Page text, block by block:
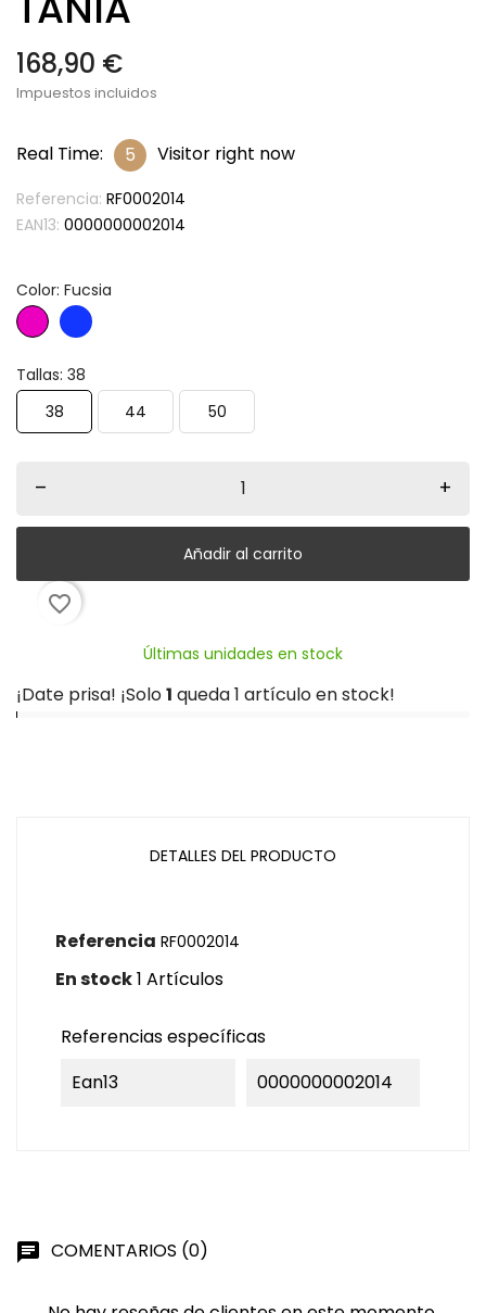
168,90 €
Impuestos incluidos
Real Time: 5 Visitor right now
Referencia: RF0002014
EAN13: 0000000002014
Color: Fucsia
FucsiaAzul
Klein
Tallas: 38
38
44 50
– +
Añadir al carrito
favorite_border
Últimas unidades en stock
¡Date prisa! ¡Solo1 queda 1 artículo en stock!
DETALLES DEL PRODUCTO
Referencia RF0002014
En stock1 Artículos
Referencias específicas
Ean13
0000000002014
chat COMENTARIOS (0)